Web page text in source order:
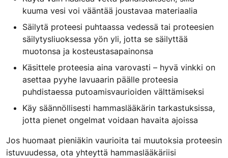
kuuma vesi voi vääntää joustavaa materiaalia
Säilytä proteesi puhtaassa vedessä tai proteesien
säilytysliuoksessa yön yli, jotta se säilyttää
muotonsa ja kosteustasapainonsa
Käsittele proteesia aina varovasti – hyvä vinkki on
asettaa pyyhe lavuaarin päälle proteesia
puhdistaessa putoamisvaurioiden välttämiseksi
Käy säännöllisesti hammaslääkärin tarkastuksissa,
jotta pienet ongelmat voidaan havaita ajoissa
Jos huomaat pieniäkin vaurioita tai muutoksia proteesin
istuvuudessa, ota yhteyttä hammaslääkäriisi